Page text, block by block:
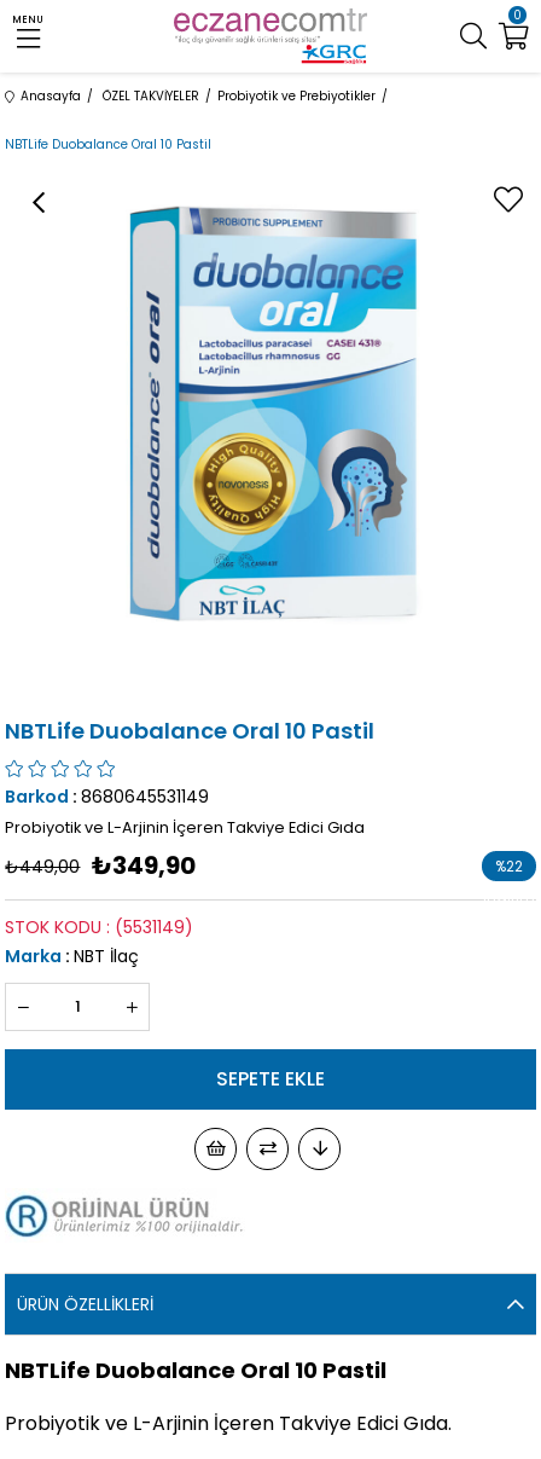
0
MENU
Anasayfa ÖZEL TAKVİYELER Probiyotik ve Prebiyotikler
NBTLife Duobalance Oral 10 Pastil
NBTLife Duobalance Oral 10 Pastil
Barkod : 8680645531149
Probiyotik ve L-Arjinin İçeren Takviye Edici Gıda
₺449,00 ₺349,90 %22
İndirim
(5531149)
STOK KODU
Marka : NBT İlaç
ÜRÜN ÖZELLIKLERI
NBTLife Duobalance Oral 10 Pastil
Probiyotik ve L-Arjinin İçeren Takviye Edici Gıda.